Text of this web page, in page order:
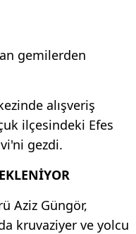
gemilerden
alışveriş
ilçesindeki Efes
gezdi.
Aziz Güngör,
kruvaziyer ve yolcu